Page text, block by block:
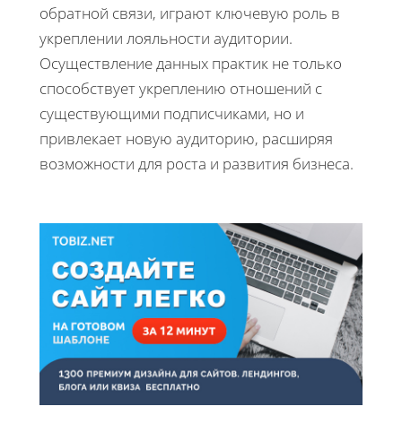
обратной связи, играют ключевую роль в
укреплении лояльности аудитории.
Осуществление данных практик не только
способствует укреплению отношений с
существующими подписчиками, но и
привлекает новую аудиторию, расширяя
возможности для роста и развития бизнеса.